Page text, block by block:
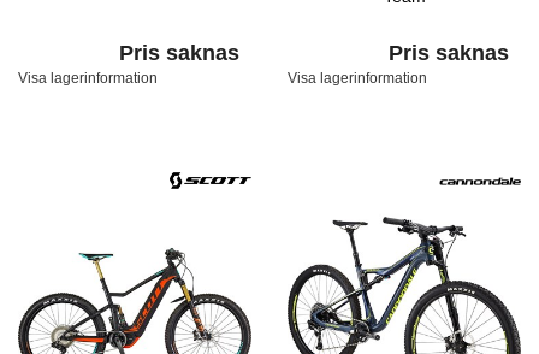
Pris saknas
Visa lagerinformation
Pris saknas
Visa lagerinformation